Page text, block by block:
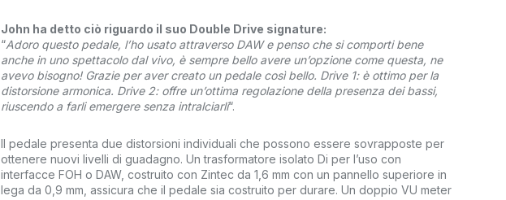
John ha detto ciò riguardo il suo Double Drive signature:
“Adoro questo pedale, l’ho usato attraverso DAW e penso che si comporti bene
anche in uno spettacolo dal vivo, è sempre bello avere un’opzione come questa, ne
avevo bisogno! Grazie per aver creato un pedale così bello. Drive 1: è ottimo per la
distorsione armonica. Drive 2: offre un’ottima regolazione della presenza dei bassi,
riuscendo a farli emergere senza intralciarli“.
Il pedale presenta due distorsioni individuali che possono essere sovrapposte per
ottenere nuovi livelli di guadagno. Un trasformatore isolato Di per l’uso con
interfacce FOH o DAW, costruito con Zintec da 1,6 mm con un pannello superiore in
lega da 0,9 mm, assicura che il pedale sia costruito per durare. Un doppio VU meter